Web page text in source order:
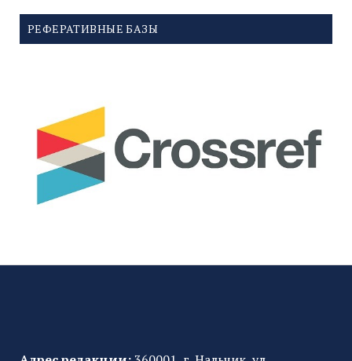
РЕФЕРАТИВНЫЕ БАЗЫ